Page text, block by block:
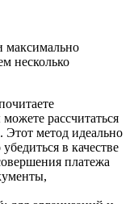
максимально
несколько
рассчитаться
метод идеально
в качестве
платежа